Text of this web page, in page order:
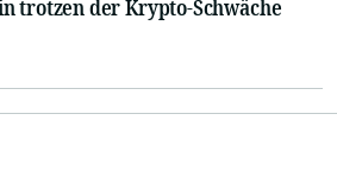
trotzen der Krypto-Schwäche